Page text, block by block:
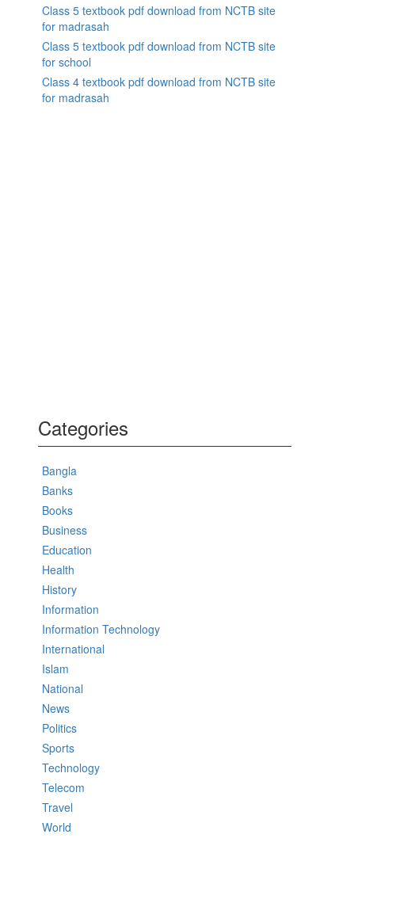
Class 5 textbook pdf download from NCTB site
for madrasah
Class 5 textbook pdf download from NCTB site
for school
Class 4 textbook pdf download from NCTB site
for madrasah
Categories
Bangla
Banks
Books
Business
Education
Health
History
Information
Information Technology
International
Islam
National
News
Politics
Sports
Technology
Telecom
Travel
World